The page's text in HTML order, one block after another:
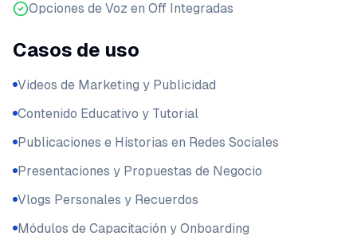
Opciones de Voz en Off Integradas
Casos de uso
Videos de Marketing y Publicidad
Contenido Educativo y Tutorial
Publicaciones e Historias en Redes Sociales
Presentaciones y Propuestas de Negocio
Vlogs Personales y Recuerdos
Módulos de Capacitación y Onboarding